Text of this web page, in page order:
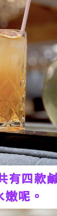
有四款
呢。